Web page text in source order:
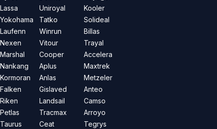
Lassa
Yokohama
Laufenn
Nexen
Marshal
Nankang
Kormoran
Falken
Riken
Petlas
Taurus
Uniroyal
Tatko
Winrun
Vitour
Cooper
Aplus
Anlas
Gislaved
Landsail
Tracmax
Ceat
Kooler
Solideal
Billas
Trayal
Accelera
Maxtrek
Metzeler
Anteo
Camso
Arroyo
Tegrys